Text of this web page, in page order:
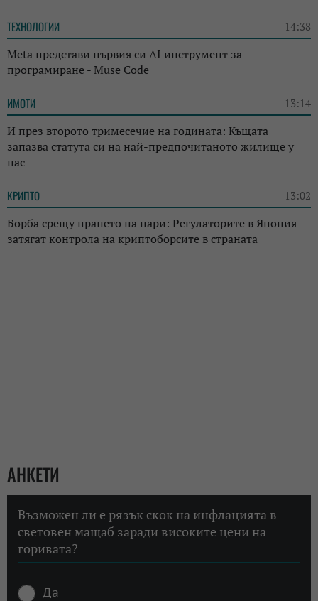
ТЕХНОЛОГИИ 14:38
Meta представи първия си AI инструмент за
програмиране - Muse Code
ИМОТИ 13:14
И през второто тримесечие на годината: Къщата
запазва статута си на най-предпочитаното жилище у
нас
КРИПТО 13:02
Борба срещу прането на пари: Регулаторите в Япония
затягат контрола на криптоборсите в страната
АНКЕТИ
Възможен ли е рязък скок на инфлацията в
световен мащаб заради високите цени на
горивата?
Да